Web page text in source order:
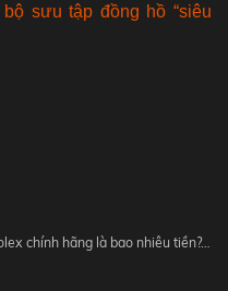
sưu tập đồng hồ “siêu
chính hãng là bao nhiêu tiền?…